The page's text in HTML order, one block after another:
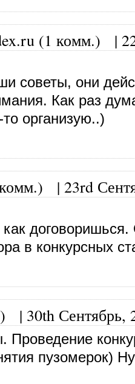
(1 комм.) |
советы, они
Как раз
организую..)
| 23rd
в конкурсных
| 30th Сентябрь,
Проведение
пузомерок)